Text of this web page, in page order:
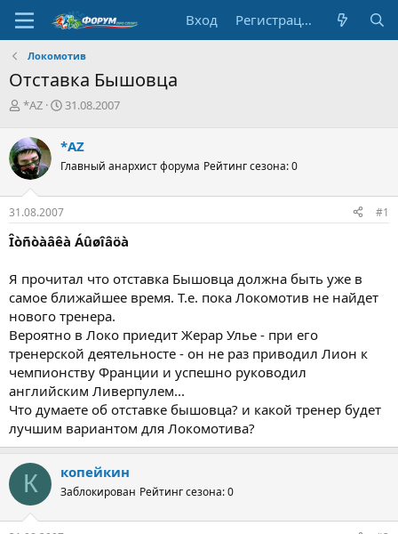
Вход Регистрация
Локомотив
Отставка Бышовца
А
т
о
р
т
е
м
*AZ
Д
а
н
ч
л
а
31.08.2007
*AZ
Главный анархист форума Рейтинг сезона: 0
31.08.2007 #1
Îòñòàâêà Áûøîâöà
Я прочитал что отставка Бышовца должна быть уже в
самое ближайшее время. Т.е. пока Локомотив не найдет
нового тренера.
Вероятно в Локо приедит Жерар Улье - при его
тренерской деятельносте - он не раз приводил Лион к
чемпионству Франции и успешно руководил
английским Ливерпулем...
Что думаете об отставке бышовца? и какой тренер будет
лучшим вариантом для Локомотива?
К копейкин
Заблокирован Рейтинг сезона: 0